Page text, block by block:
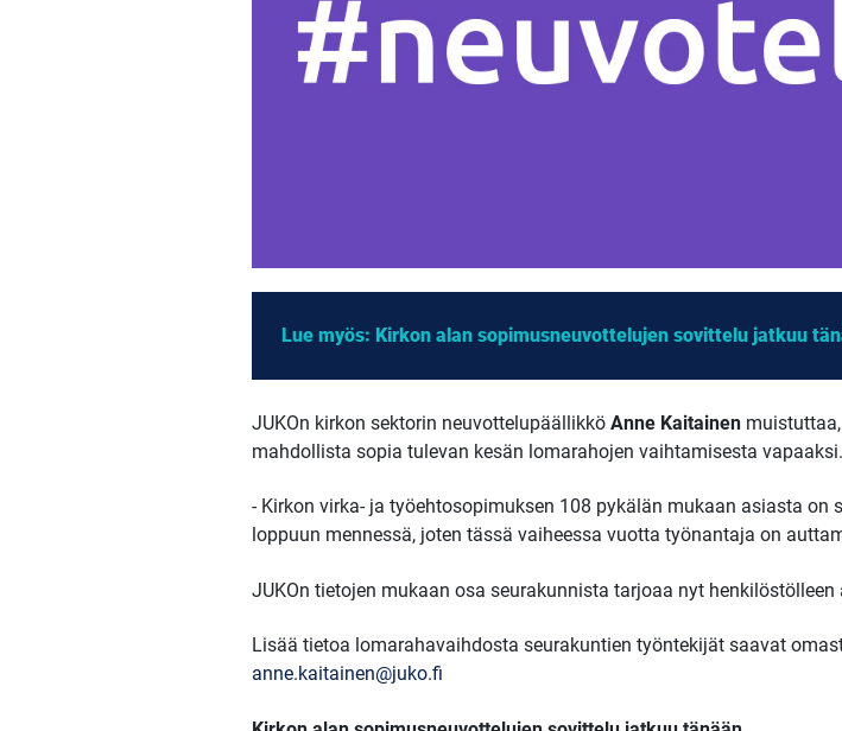
Lue myös: Kirkon alan sopimusneuvottelujen sovittelu jatkuu
JUKOn kirkon sektorin neuvottelupäällikkö Anne Kaitainenmuistuttaa,
mahdollista sopia tulevan kesän lomarahojen vaihtamisesta vapaaksi.
- Kirkon virka- ja työehtosopimuksen 108 pykälän mukaan asiasta
loppuun mennessä, joten tässä vaiheessa vuotta työnantaja on
JUKOn tietojen mukaan osa seurakunnista tarjoaa nyt
Lisää tietoa lomarahavaihdosta seurakuntien työntekijät saavat
anne.kaitainen@juko.fi